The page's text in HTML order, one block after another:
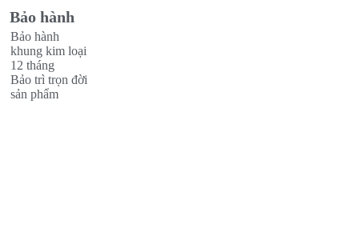
Bảo hành
Bảo hành
khung kim loại
12 tháng
Bảo trì trọn đời
sản phẩm